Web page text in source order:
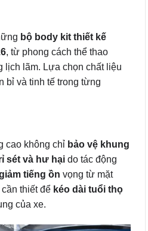
bộ body kit thiết kế
, từ phong cách thể thao
lịch lãm. Lựa chọn chất liệu
bỉ và tinh tế trong từng
cao không chỉ bảo vệ khung
sét và hư hại do tác động
tiếng ồn vọng từ mặt
thiết để kéo dài tuổi thọ
của xe.